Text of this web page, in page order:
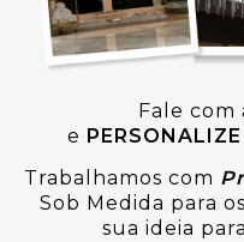
Fale com
e PERSONALIZE
Trabalhamos com
Sob Medida para
sua ideia para